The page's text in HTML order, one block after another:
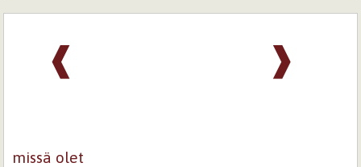
❱
❰
missä olet